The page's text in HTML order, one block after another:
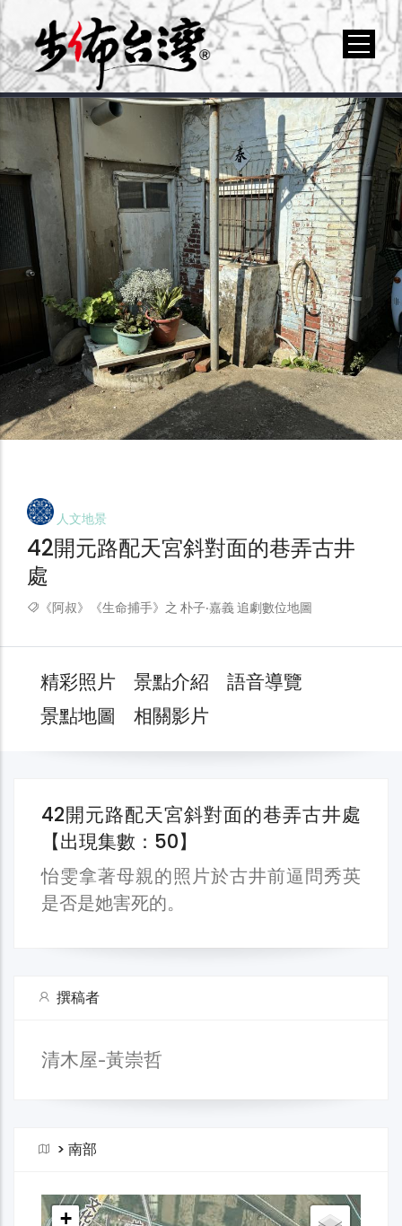
人文地景
42開元路配天宮斜對面的巷弄古井
處
《阿叔》《生命捕手》之 朴子‧嘉義 追劇數位地圖
精彩照片 景點介紹
語音導覽
景點地圖
相關影片
42開元路配天宮斜對面的巷弄古井處
【出現集數：50】
怡雯拿著母親的照片於古井前逼問秀英
是否是她害死的。
撰稿者
清木屋-黃崇哲
> 南部